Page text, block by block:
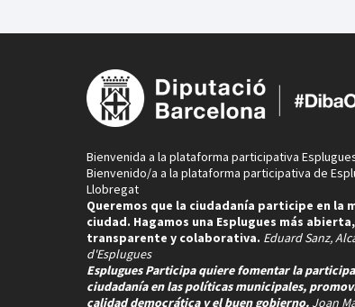
Fem propostes d'intervenció als patis
Bienvenida a la plataforma participativa
Bienvenido/a a la plataforma participativa de
Llobregat
Queremos que la ciudadanía participe en la
ciudad. Hagamos una Esplugues más abierta,
transparente y colaborativa. Eduard Sanz,
d'Esplugues
Esplugues Participa quiere fomentar la
ciudadanía en las políticas municipales,
calidad democrática y el buen gobierno. Joan